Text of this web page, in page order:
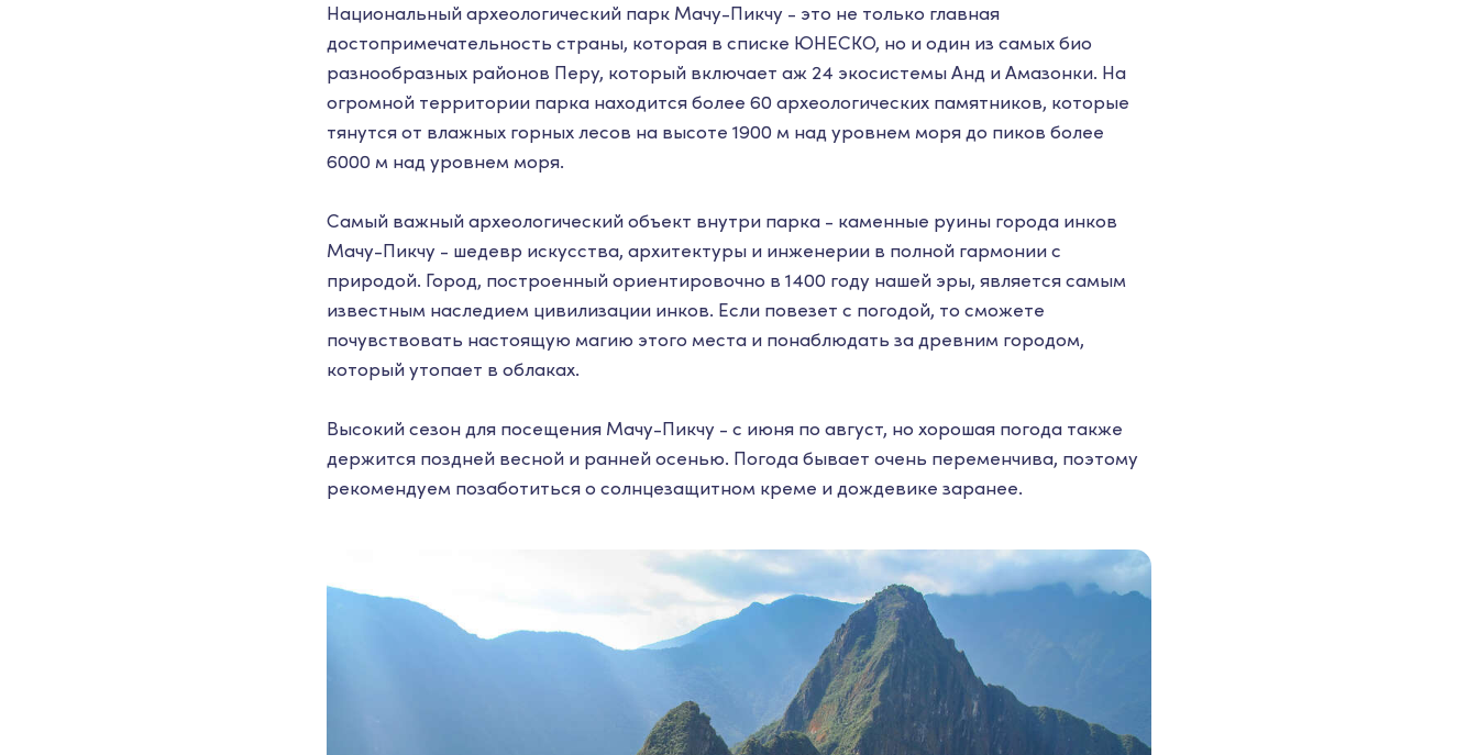
Национальный археологический парк Мачу-Пикчу - это не только главная
достопримечательность страны, которая в списке ЮНЕСКО, но и один из самых био
разнообразных районов Перу, который включает аж 24 экосистемы Анд и Амазонки. На
огромной территории парка находится более 60 археологических памятников, которые
тянутся от влажных горных лесов на высоте 1900 м над уровнем моря до пиков более
6000 м над уровнем моря.
Самый важный археологический объект внутри парка - каменные руины города инков
Мачу-Пикчу - шедевр искусства, архитектуры и инженерии в полной гармонии с
природой. Город, построенный ориентировочно в 1400 году нашей эры, является самым
известным наследием цивилизации инков. Если повезет с погодой, то сможете
почувствовать настоящую магию этого места и понаблюдать за древним городом,
который утопает в облаках.
Высокий сезон для посещения Мачу-Пикчу - с июня по август, но хорошая погода также
держится поздней весной и ранней осенью. Погода бывает очень переменчива, поэтому
рекомендуем позаботиться о солнцезащитном креме и дождевике заранее.